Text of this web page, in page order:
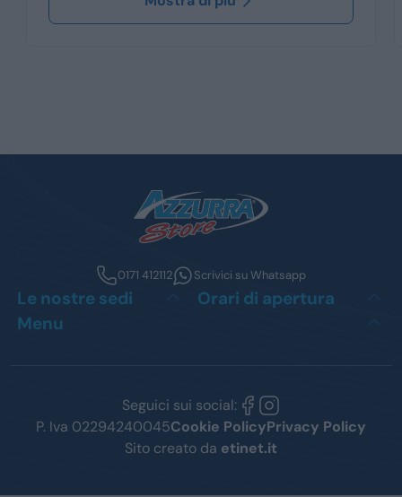
0171 412112 Scrivici su Whatsapp
Le nostre sedi
Orari di apertura
Menu
Seguici sui social:
P. Iva 02294240045Cookie PolicyPrivacy Policy
Sito creato da etinet.it